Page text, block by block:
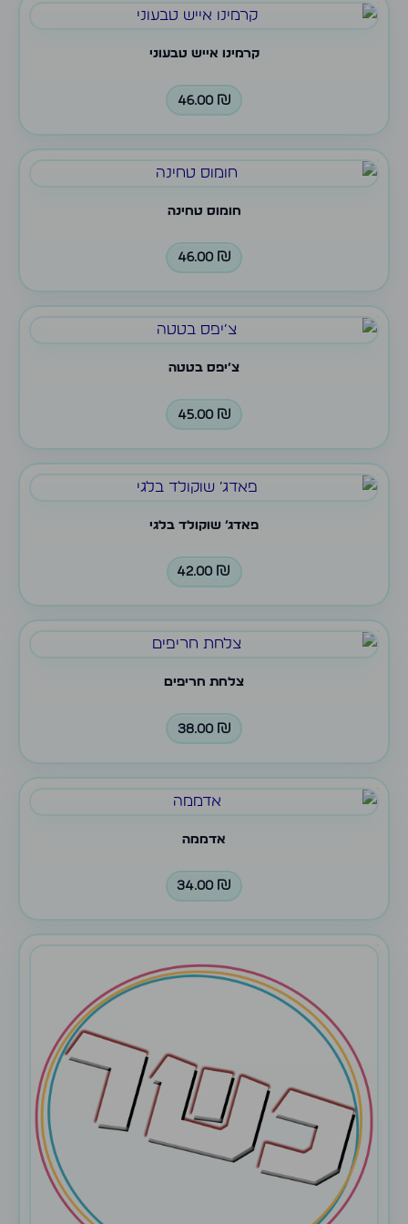
קרמינו אייש טבעוני
46.00 ₪
חומוס טחינה
46.00 ₪
צ׳יפס בטטה
45.00 ₪
פאדג׳ שוקולד בלגי
42.00 ₪
צלחת חריפים
38.00 ₪
אדממה
34.00 ₪